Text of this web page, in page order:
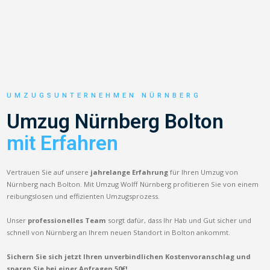
UMZUGSUNTERNEHMEN NÜRNBERG
Umzug Nürnberg Bolton
mit Erfahren
Vertrauen Sie auf unsere jahrelange Erfahrung für Ihren Umzug von
Nürnberg nach Bolton. Mit Umzug Wolff Nürnberg profitieren Sie von einem
reibungslosen und effizienten Umzugsprozess.
Unser professionelles Team sorgt dafür, dass Ihr Hab und Gut sicher und
schnell von Nürnberg an Ihrem neuen Standort in Bolton ankommt.
Sichern Sie sich jetzt Ihren unverbindlichen Kostenvoranschlag und